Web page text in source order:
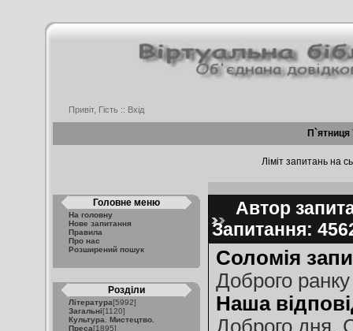
Привіт, Гість :: Вхід
П`ятниця
Ліміт запитань на
Головне меню
На головну
Нове запитання
Правила
Про нас
Розширений пошук
Розділи
Література[5992]
Загальні[1120]
Культура. Мистецтво.
Преса[1895]
Автор
Запитання:
Соломія
Доброго
Наша
Доброго дня,